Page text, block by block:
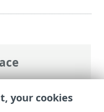
ESET PROTECT
Aktualizace
your cookies